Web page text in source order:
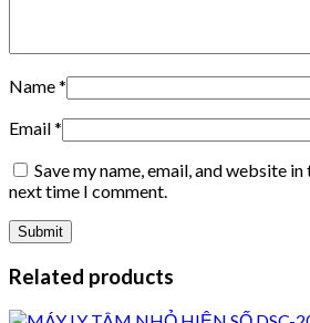
Name*
Email*
Save my name, email, and website
next time I comment.
Related products